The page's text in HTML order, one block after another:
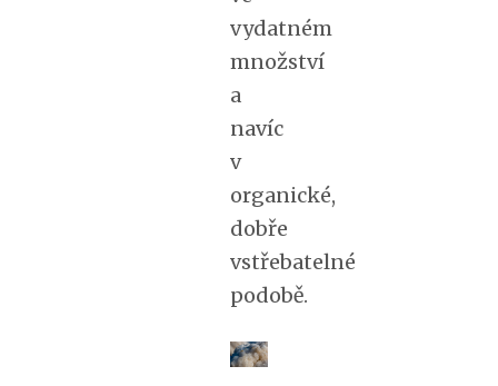
vydatném
množství
a
navíc
v
organické,
dobře
vstřebatelné
podobě.